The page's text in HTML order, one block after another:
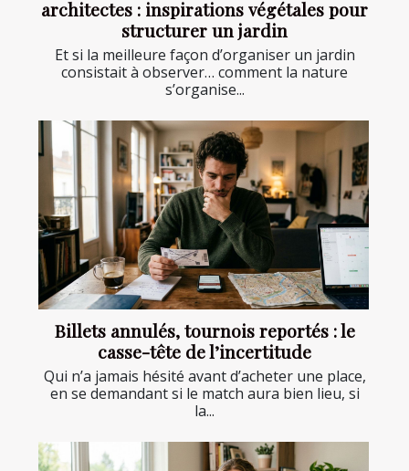
architectes : inspirations végétales pour
structurer un jardin
Et si la meilleure façon d’organiser un jardin
consistait à observer… comment la nature
s’organise...
Billets annulés, tournois reportés : le
casse-tête de l’incertitude
Qui n’a jamais hésité avant d’acheter une place,
en se demandant si le match aura bien lieu, si
la...